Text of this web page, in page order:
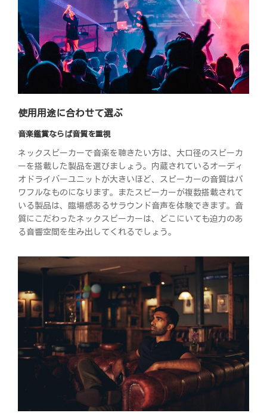
使用用途に合わせて選ぶ
音楽鑑賞ならば音質を重視
ネックスピーカーで音楽を聴きたい方は、大口径のスピーカ
ーを搭載した製品を選びましょう。内蔵されているオーディ
オドライバーユニットが大きいほど、スピーカーの音質はパ
ワフルなものになります。またスピーカーが複数搭載されて
いる製品は、臨場感あるサラウンド音声を体験できます。音
質にこだわったネックスピーカーは、どこにいても迫力のあ
る音響空間を生み出してくれるでしょう。